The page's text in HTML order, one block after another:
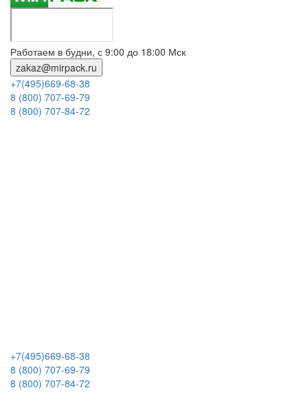
Работаем в будни, с 9:00 до 18:00 Мск
zakaz@mirpack.ru
+7(495)669-68-38
8 (800) 707-69-79
8 (800) 707-84-72
+7(495)669-68-38
8 (800) 707-69-79
8 (800) 707-84-72